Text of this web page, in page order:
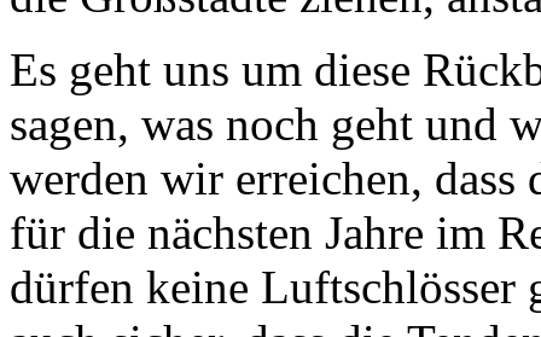
Es geht uns um diese
sagen, was noch geht und
werden wir erreichen,
für die nächsten Jahre im
dürfen keine Luftschlösser